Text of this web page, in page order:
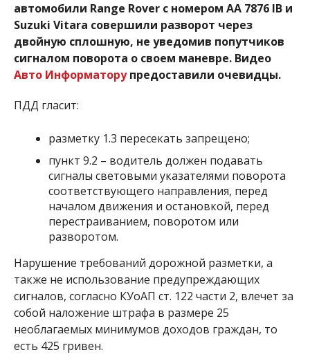
автомобили Range Rover с номером АА 7876 ІВ и
Suzuki Vitara совершили разворот через
двойную сплошную, не уведомив попутчиков
сигналом поворота о своем маневре. Видео
Авто Информаторупредоставили очевидцы.
ПДД гласит:
разметку 1.3 пересекать запрещено;
пункт 9.2 – водитель должен подавать
сигналы световыми указателями поворота
соответствующего направления, перед
началом движения и остановкой, перед
перестраиванием, поворотом или
разворотом.
Нарушение требований дорожной разметки, а
также не использование предупреждающих
сигналов, согласно КУоАП ст. 122 части 2, влечет за
собой наложение штрафа в размере 25
необлагаемых минимумов доходов граждан, то
есть 425 гривен.